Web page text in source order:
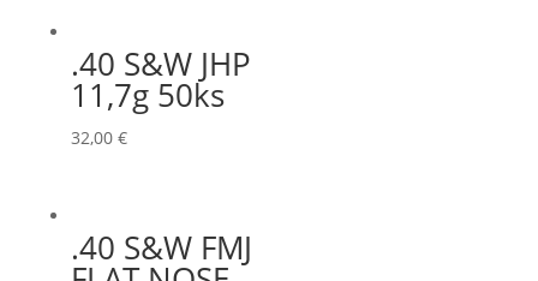
.40 S&W JHP
11,7g 50ks
32,00 €
.40 S&W FMJ